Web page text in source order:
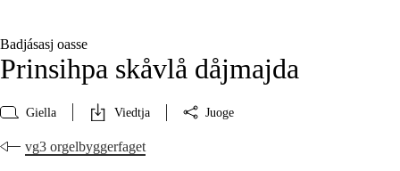
Badjásasj oasse
Prinsihpa skåvlå dåjmajda
Giella Viedtja Juoge
vg3 orgelbyggerfaget